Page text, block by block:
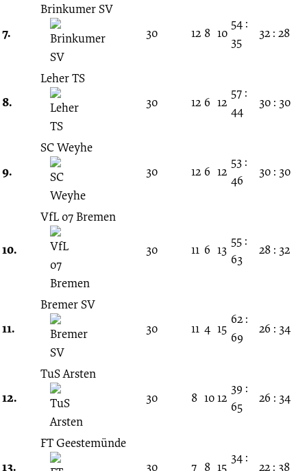
7.
Brinkumer SV
30
12 8 10
54 :
35
32 : 28
8.
Leher TS
30
12 6 12
57 :
44
30 : 30
9.
SC Weyhe
30
12 6 12
53 :
46
30 : 30
10.
VfL 07 Bremen
30 11 6 13
55 :
63
28 : 32
11.
Bremer SV
30
11 4 15
62 :
69
26 : 34
12.
TuS Arsten
30
8 1012
39 :
65
26 : 34
13.
FT Geestemünde
30
7 8 15
34 :
22 : 38